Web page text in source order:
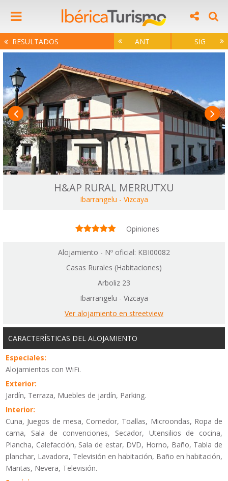
RESULTADOS ANT SIG
H&AP RURAL MERRUTXU
Ibarrangelu - Vizcaya
Opiniones
Alojamiento - Nº oficial: KBI00082
Casas Rurales (Habitaciones)
Arboliz 23
Ibarrangelu - Vizcaya
Ver alojamiento en streetview
CARACTERÍSTICAS DEL ALOJAMIENTO
Especiales:
Alojamientos con WiFi.
Exterior:
Jardín, Terraza, Muebles de jardín, Parking.
Interior:
Cuna, Juegos de mesa, Comedor, Toallas, Microondas, Ropa de
cama, Sala de convenciones, Secador, Utensilios de cocina,
Plancha, Calefacción, Sala de estar, DVD, Horno, Baño, Tabla de
planchar, Lavadora, Televisión en habitación, Baño en habitación,
Mantas, Nevera, Televisión.